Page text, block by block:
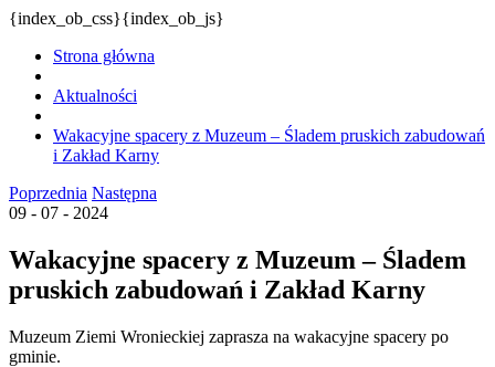
{index_ob_css}{index_ob_js}
Strona główna
Aktualności
Wakacyjne spacery z Muzeum – Śladem pruskich zabudowań
i Zakład Karny
Poprzednia Następna
09 - 07 - 2024
Wakacyjne spacery z Muzeum – Śladem
pruskich zabudowań i Zakład Karny
Muzeum Ziemi Wronieckiej zaprasza na wakacyjne spacery po
gminie.